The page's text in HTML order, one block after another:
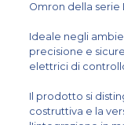
Omron della serie
Ideale negli
precisione e
elettrici di
Il prodotto si
costruttiva e la